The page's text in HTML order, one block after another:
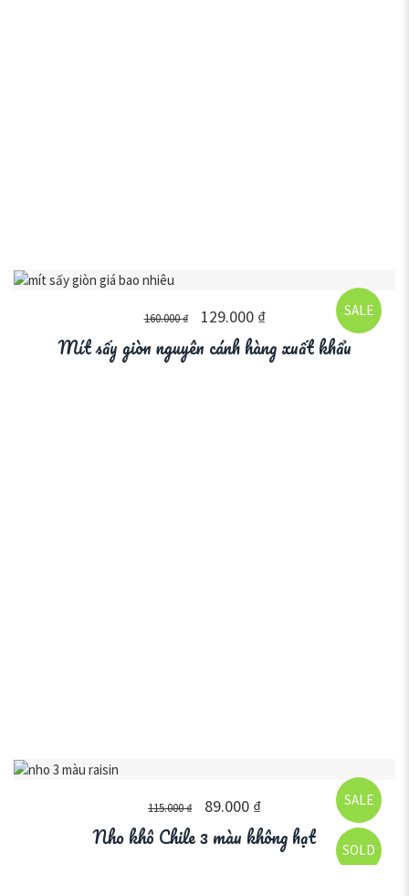
SALE
160.000₫ 129.000 ₫
Mít sấy giòn nguyên cánh hàng xuất khẩu
SALE
SOLD
115.000₫ 89.000 ₫
Nho khô Chile 3 màu không hạt